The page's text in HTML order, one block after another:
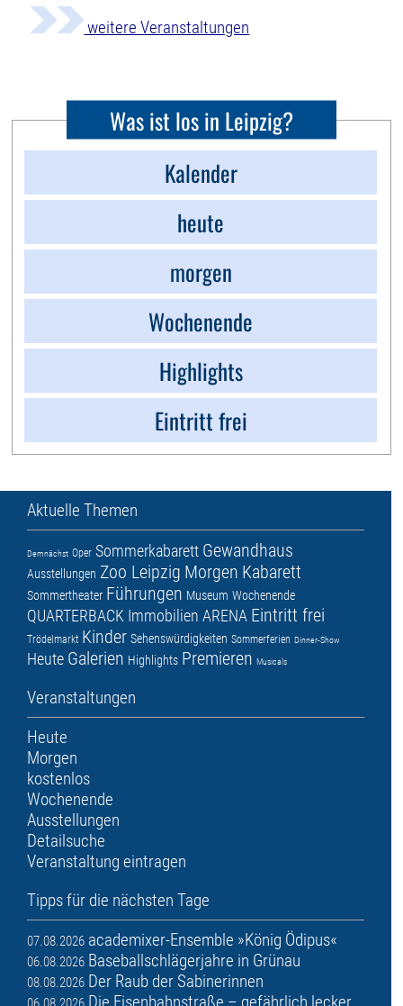
weitere Veranstaltungen
Was ist los in Leipzig?
Kalender
heute
morgen
Wochenende
Highlights
Eintritt frei
Aktuelle Themen
Demnächst Oper Sommerkabarett Gewandhaus
Ausstellungen Zoo Leipzig Morgen Kabarett
Sommertheater Führungen Museum Wochenende
QUARTERBACK Immobilien ARENA Eintritt frei
Trödelmarkt Kinder Sehenswürdigkeiten Sommerferien Dinner-Show
Heute Galerien Highlights Premieren Musicals
Veranstaltungen
Heute
Morgen
kostenlos
Wochenende
Ausstellungen
Detailsuche
Veranstaltung eintragen
Tipps für die nächsten Tage
07.08.2026 academixer-Ensemble »König Ödipus«
06.08.2026 Baseballschlägerjahre in Grünau
08.08.2026 Der Raub der Sabinerinnen